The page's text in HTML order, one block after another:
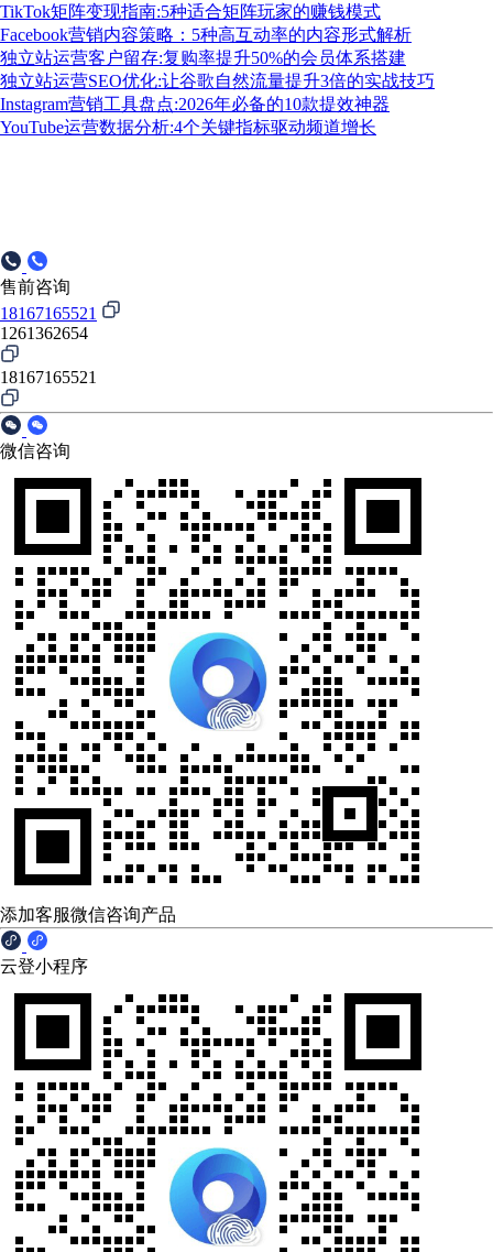
TikTok矩阵变现指南:5种适合矩阵玩家的赚钱模式
Facebook营销内容策略：5种高互动率的内容形式解析
独立站运营客户留存:复购率提升50%的会员体系搭建
独立站运营SEO优化:让谷歌自然流量提升3倍的实战技巧
Instagram营销工具盘点:2026年必备的10款提效神器
YouTube运营数据分析:4个关键指标驱动频道增长
售前咨询
18167165521
1261362654
18167165521
微信咨询
添加客服微信咨询产品
云登小程序